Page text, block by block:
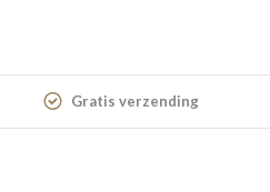
Gratis verzending